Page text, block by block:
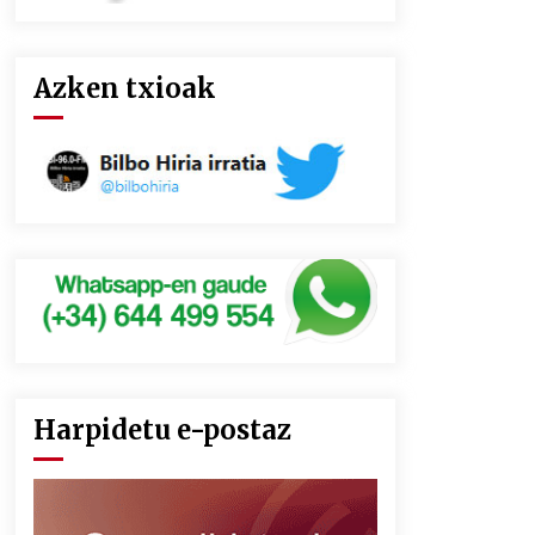
Azken txioak
Harpidetu e-postaz